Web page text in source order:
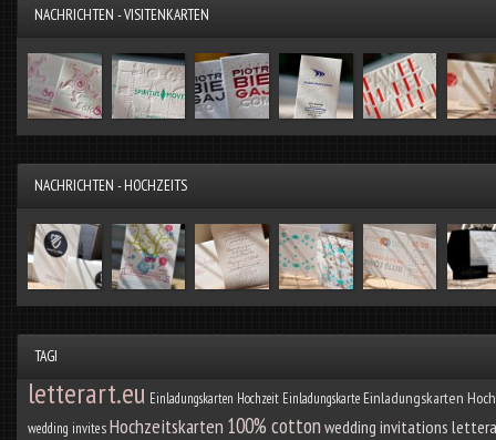
NACHRICHTEN - VISITENKARTEN
NACHRICHTEN - HOCHZEITS
TAGI
letterart.eu Einladungskarten Hochzeit Einladungskarte Einladungskarten
wedding invitesHochzeitskarten 100% cotton wedding invitations